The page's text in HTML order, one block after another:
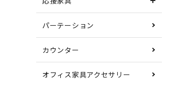
パーテーション
カウンター
オフィス家具アクセサリー